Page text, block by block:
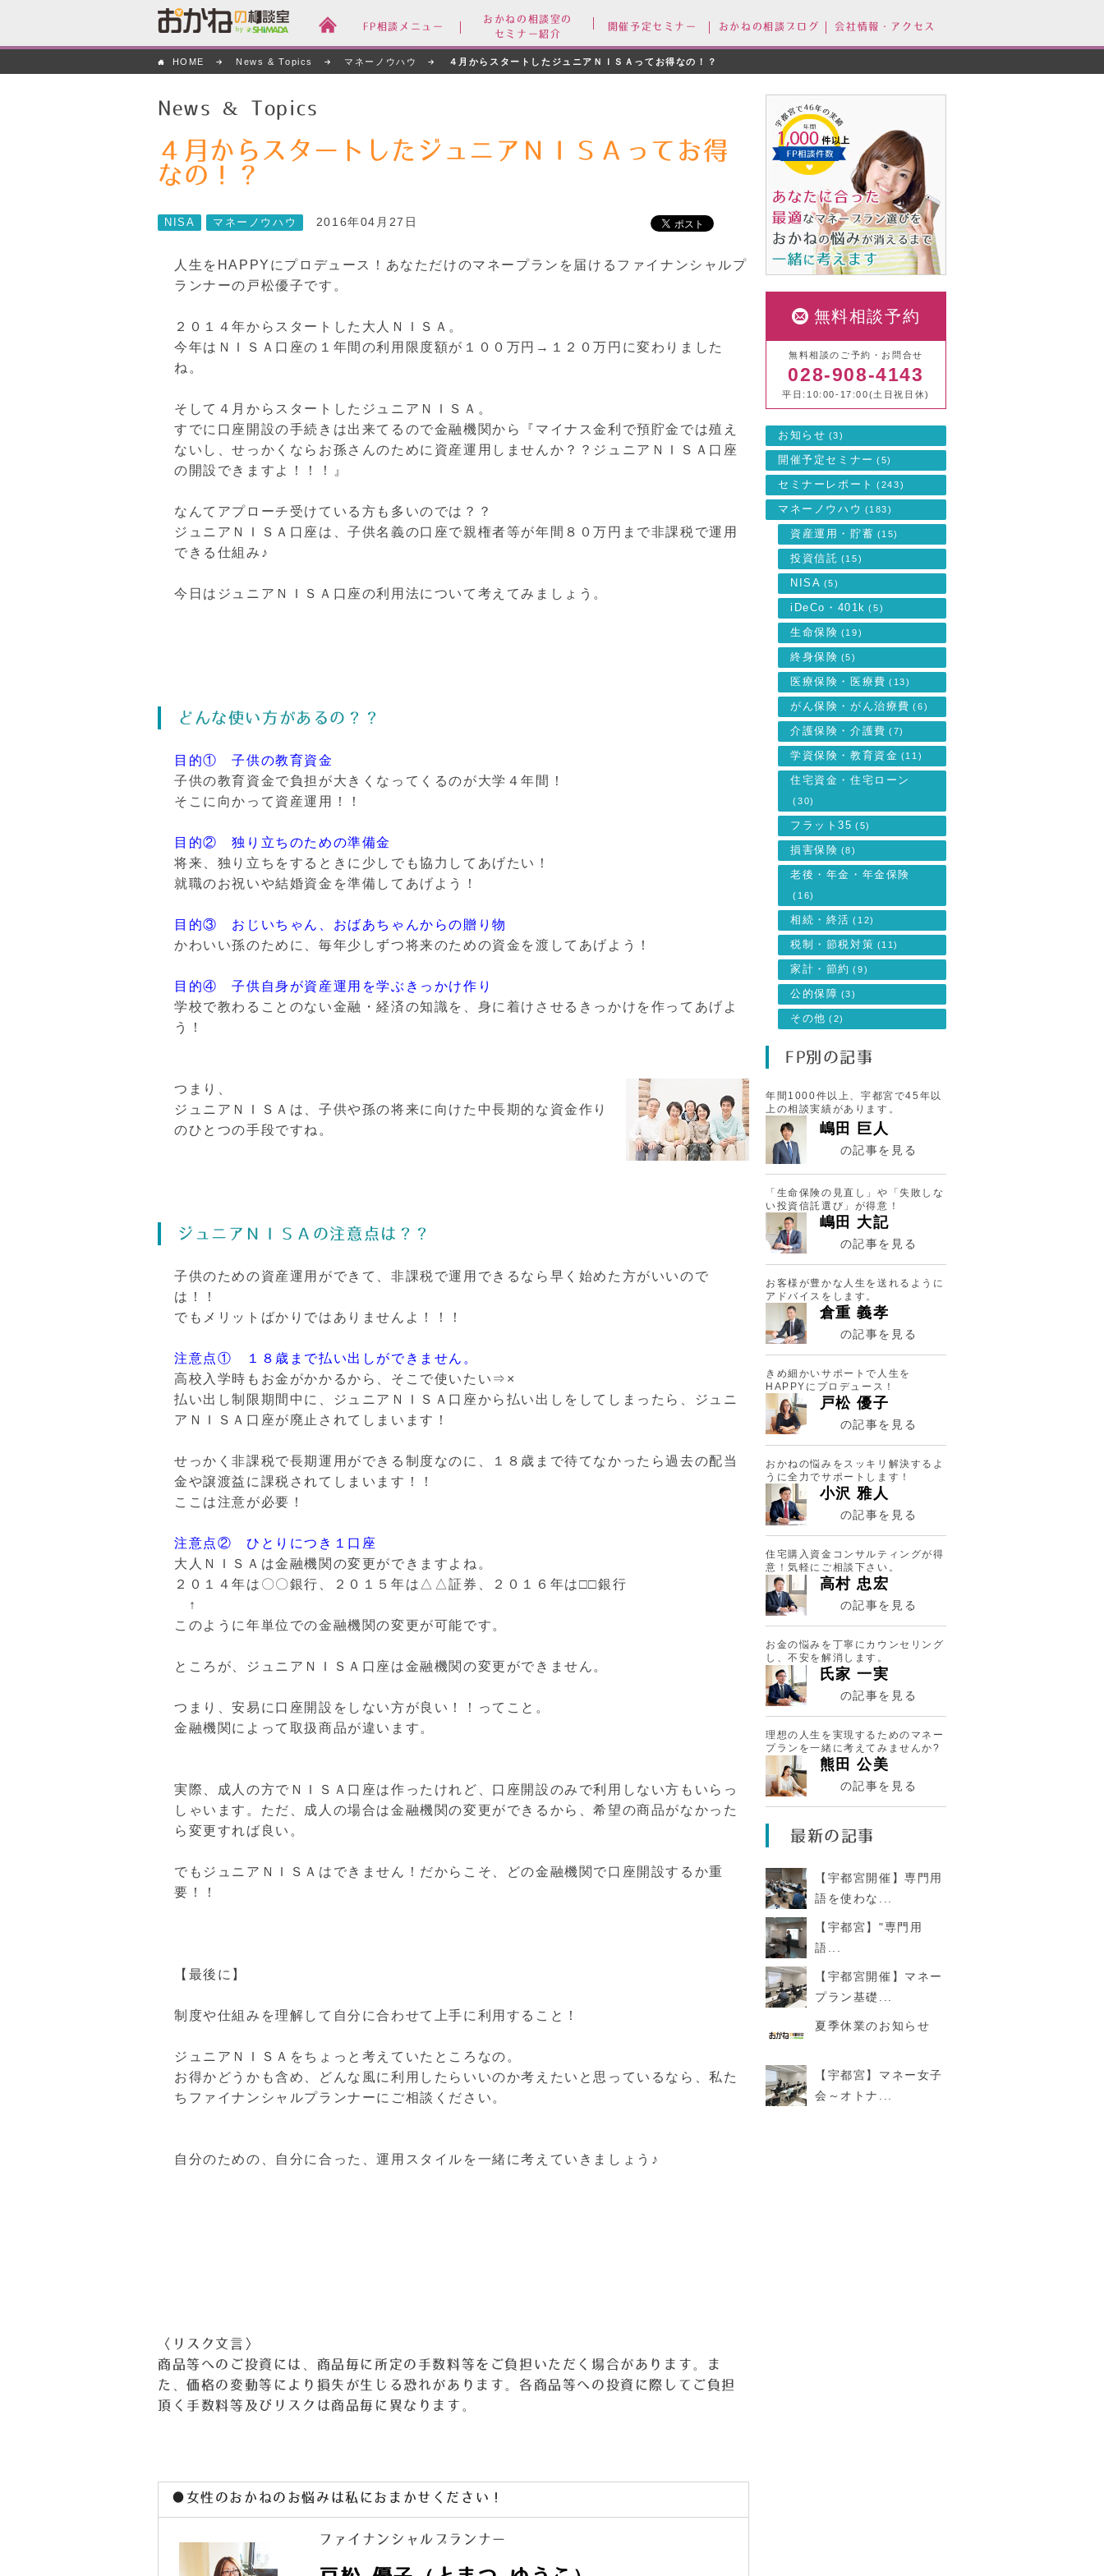
おかねの相談室 by
FP相談メニュー
おかねの相談室の
セミナー紹介
開催予定セミナー おかねの相談ブログ 会社情報・アクセス
HOME News & Topics マネーノウハウ ４月からスタートしたジュニアＮＩＳＡってお得なの！？
News & Topics
４月からスタートしたジュニアＮＩＳＡってお得
なの！？
NISA マネーノウハウ 2016年04月27日
人生をHAPPYにプロデュース！あなただけのマネープランを届けるファイナンシャルプ
ランナーの戸松優子です。
２０１４年からスタートした大人ＮＩＳＡ。
今年はＮＩＳＡ口座の１年間の利用限度額が１００万円→１２０万円に変わりました
ね。
そして４月からスタートしたジュニアＮＩＳＡ。
すでに口座開設の手続きは出来てるので金融機関から『マイナス金利で預貯金では殖え
ないし、せっかくならお孫さんのために資産運用しませんか？？ジュニアＮＩＳＡ口座
の開設できますよ！！！』
なんてアプローチ受けている方も多いのでは？？
ジュニアＮＩＳＡ口座は、子供名義の口座で親権者等が年間８０万円まで非課税で運用
できる仕組み♪
今日はジュニアＮＩＳＡ口座の利用法について考えてみましょう。
どんな使い方があるの？？
目的① 子供の教育資金
子供の教育資金で負担が大きくなってくるのが大学４年間！
そこに向かって資産運用！！
目的② 独り立ちのための準備金
将来、独り立ちをするときに少しでも協力してあげたい！
就職のお祝いや結婚資金を準備してあげよう！
目的③ おじいちゃん、おばあちゃんからの贈り物
かわいい孫のために、毎年少しずつ将来のための資金を渡してあげよう！
目的④ 子供自身が資産運用を学ぶきっかけ作り
学校で教わることのない金融・経済の知識を、身に着けさせるきっかけを作ってあげよ
う！
つまり、
ジュニアＮＩＳＡは、子供や孫の将来に向けた中長期的な資金作り
のひとつの手段ですね。
ジュニアＮＩＳＡの注意点は？？
子供のための資産運用ができて、非課税で運用できるなら早く始めた方がいいので
は！！
でもメリットばかりではありませんよ！！！
注意点① １８歳まで払い出しができません。
高校入学時もお金がかかるから、そこで使いたい⇒×
払い出し制限期間中に、ジュニアＮＩＳＡ口座から払い出しをしてしまったら、ジュニ
アＮＩＳＡ口座が廃止されてしまいます！
せっかく非課税で長期運用ができる制度なのに、１８歳まで待てなかったら過去の配当
金や譲渡益に課税されてしまいます！！
ここは注意が必要！
注意点② ひとりにつき１口座
大人ＮＩＳＡは金融機関の変更ができますよね。
２０１４年は〇〇銀行、２０１５年は△△証券、２０１６年は□□銀行
↑
このように年単位での金融機関の変更が可能です。
ところが、ジュニアＮＩＳＡ口座は金融機関の変更ができません。
つまり、安易に口座開設をしない方が良い！！ってこと。
金融機関によって取扱商品が違います。
実際、成人の方でＮＩＳＡ口座は作ったけれど、口座開設のみで利用しない方もいらっ
しゃいます。ただ、成人の場合は金融機関の変更ができるから、希望の商品がなかった
ら変更すれば良い。
でもジュニアＮＩＳＡはできません！だからこそ、どの金融機関で口座開設するか重
要！！
【最後に】
制度や仕組みを理解して自分に合わせて上手に利用すること！
ジュニアＮＩＳＡをちょっと考えていたところなの。
お得かどうかも含め、どんな風に利用したらいいのか考えたいと思っているなら、私た
ちファイナンシャルプランナーにご相談ください。
自分のための、自分に合った、運用スタイルを一緒に考えていきましょう♪
〈リスク文言〉
商品等へのご投資には、商品毎に所定の手数料等をご負担いただく場合があります。ま
た、価格の変動等により損失が生じる恐れがあります。各商品等への投資に際してご負担
頂く手数料等及びリスクは商品毎に異なります。
●女性のおかねのお悩みは私におまかせください！
ファイナンシャルプランナー
無料相談予約
無料相談のご予約・お問合せ
028-908-4143
平日:10:00-17:00(土日祝日休)
お知らせ (3)
開催予定セミナー (5)
セミナーレポート (243)
マネーノウハウ (183)
資産運用・貯蓄 (15)
投資信託 (15)
NISA (5)
iDeCo・401k (5)
生命保険 (19)
終身保険 (5)
医療保険・医療費 (13)
がん保険・がん治療費 (6)
介護保険・介護費 (7)
学資保険・教育資金 (11)
住宅資金・住宅ローン
(30)
フラット35 (5)
損害保険 (8)
老後・年金・年金保険
(16)
相続・終活 (12)
税制・節税対策 (11)
家計・節約 (9)
公的保障 (3)
その他 (2)
FP別の記事
年間1000件以上、宇都宮で45年以
上の相談実績があります。
嶋田 巨人
の記事を見る
「生命保険の見直し」や「失敗しな
い投資信託選び」が得意！
嶋田 大記
の記事を見る
お客様が豊かな人生を送れるように
アドバイスをします。
倉重 義孝
の記事を見る
きめ細かいサポートで人生を
HAPPYにプロデュース！
戸松 優子
の記事を見る
おかねの悩みをスッキリ解決するよ
うに全力でサポートします！
小沢 雅人
の記事を見る
住宅購入資金コンサルティングが得
意！気軽にご相談下さい。
高村 忠宏
の記事を見る
お金の悩みを丁寧にカウンセリング
し、不安を解消します。
氏家 一実
の記事を見る
理想の人生を実現するためのマネー
プランを一緒に考えてみませんか?
熊田 公美
の記事を見る
最新の記事
【宇都宮開催】専門用
語を使わな...
【宇都宮】"専門用
語...
【宇都宮開催】マネー
プラン基礎...
夏季休業のお知らせ
【宇都宮】マネー女子
会～オトナ...